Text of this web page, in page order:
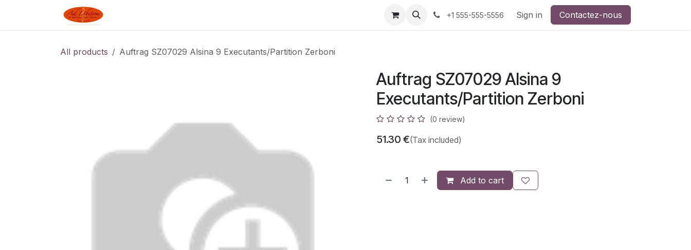
Appointment Contact us +1 555-555-5556 Sign in Contactez-nous
All products Auftrag SZ07029 Alsina 9 Executants/Partition Zerboni
Auftrag SZ07029 Alsina 9
Executants/Partition Zerboni
(0 review)
51.30 €(Tax included)
Add to cart